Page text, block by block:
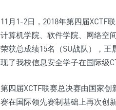
11月1-2日，2018年第四届XCTF
计算机学院、软件学院、网络空
荣获总成绩15名（SU战队），
现了我校信息安全学子在国际级
第四届XCTF联赛总决赛由国家
赛在国际领先赛制基础上再次创